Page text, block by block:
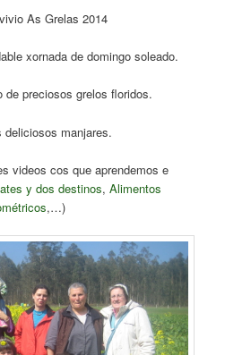
As Grelas 2014
xornada de domingo soleado.
preciosos grelos floridos.
deliciosos manjares.
videos cos que aprendemos e
y dos destinos, Alimentos
,…)